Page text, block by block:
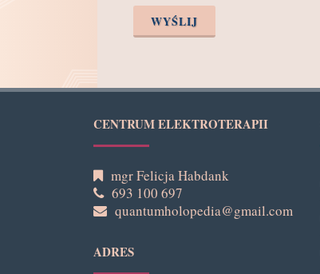
CENTRUM ELEKTROTERAPII
mgr Felicja Habdank
693 100 697
quantumholopedia@gmail.com
ADRES